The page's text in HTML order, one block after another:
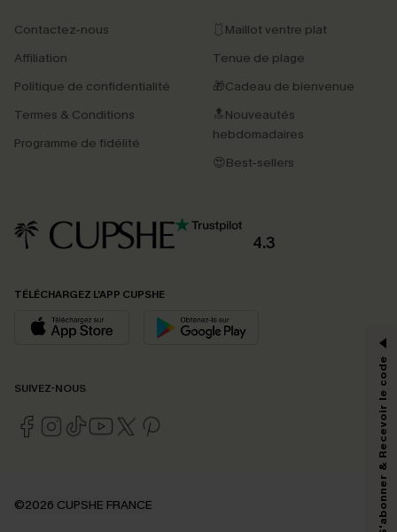
Contactez-nous
Affiliation
Politique de confidentialité
Termes & Conditions
Programme de fidélité
🩱Maillot ventre plat
Tenue de plage
🎁Cadeau de bienvenue
🔝Nouveautés
hebdomadaires
😍Best-sellers
4.3
TÉLÉCHARGEZ L’APP CUPSHE
SUIVEZ-NOUS
©2026 CUPSHE FRANCE
PROFITEZ DE -15%
-15% dès 2 Achetés par E-mail
En soumettant votre adresse e-mail, vous acceptez de recevoir des e-mails
marketing (y compris du contenu généré par l'IA) de Cupshe et
personnaliser nos contenus et nos offres, et de vous recommander des
Politique deS'abonner & Recevoir le code